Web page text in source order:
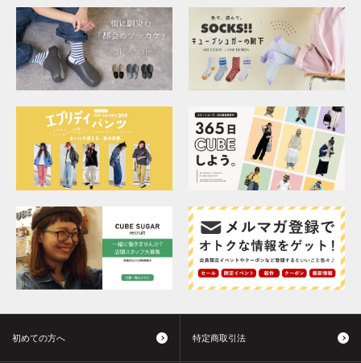
初めての方へ 特定商取引法